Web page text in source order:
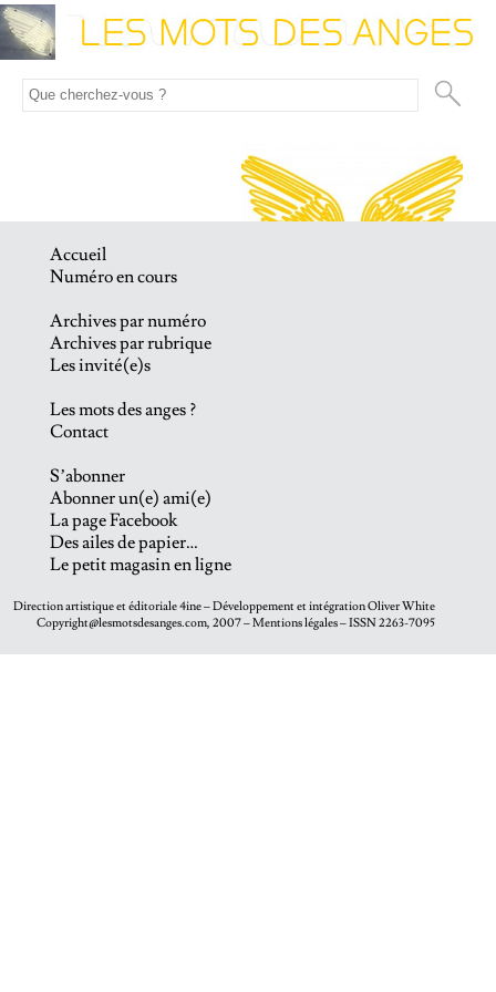
Accueil
Numéro en cours
Archives par numéro
Archives par rubrique
Les invité(e)s
Les mots des anges ?
Contact
S’abonner
Abonner un(e) ami(e)
La page Facebook
Des ailes de papier…
Le petit magasin en ligne
Direction artistique et éditoriale4ine– Développement et intégrationOliver White
Copyright@lesmotsdesanges.com, 2007 – Mentions légales – ISSN 2263-7095